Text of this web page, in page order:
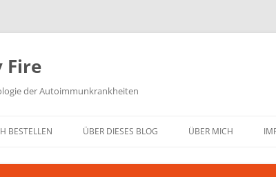
Fire
der Autoimmunkrankheiten
BESTELLEN ÜBER DIESES BLOG ÜBER MICH